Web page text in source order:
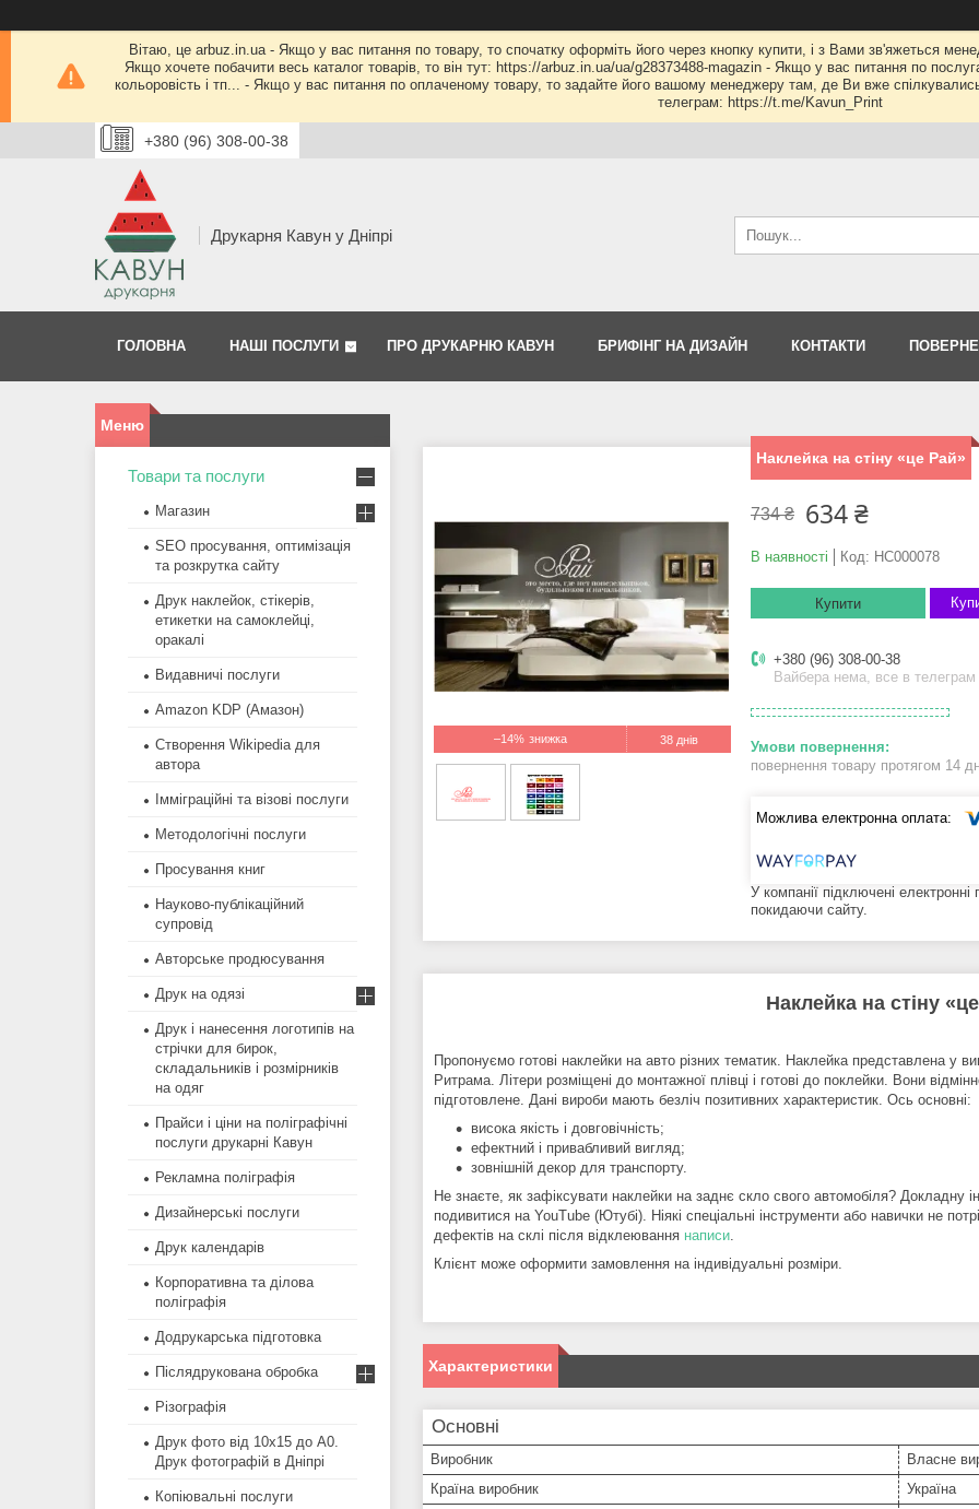
Вітаю, це arbuz.in.ua - Якщо у вас питання по товару, то спочатку оформіть його через кнопку купити, і з Вами зв'яжеться
Якщо хочете побачити весь каталог товарів, то він тут: https://arbuz.in.ua/ua/g28373488-magazin - Якщо у вас питання по
кольоровість і тп... - Якщо у вас питання по оплаченому товару, то задайте його вашому менеджеру там, де Ви вже
телеграм: https://t.me/Kavun_Print
+380 (96) 308-00-38
Друкарня Кавун у Дніпрі
ГОЛОВНА НАШІ ПОСЛУГИ ПРО ДРУКАРНЮ КАВУН БРИФІНГ НА ДИЗАЙН КОНТАКТИ
–14% 38 днів
Наклейка на стіну «це Рай»
734 ₴ 634 ₴
В наявності Код: НС000078
Купити
+380 (96) 308-00-38
Вайбера нема, все в телеграм
повернення товару протягом 14
У компанії підключені
покидаючи сайту.
Наклейка на стіну
Пропонуємо готові наклейки на авто різних тематик. Наклейка представлена у
Ритрама. Літери розміщені до монтажної плівці і готові до поклейки. Вони
підготовлене. Дані вироби мають безліч позитивних характеристик. Ось основні:
висока якість і довговічність;
ефектний і привабливий вигляд;
зовнішній декор для транспорту.
Не знаєте, як зафіксувати наклейки на заднє скло свого автомобіля? Докладну
подивитися на YouTube (Ютубі). Ніякі спеціальні інструменти або навички не
дефектів на склі після відклеювання написи.
Клієнт може оформити замовлення на індивідуальні розміри.
Характеристики
Основні
Виробник
Власне
Країна виробник
Україна
Товари та послуги
Магазин
SEO просування, оптимізація
та розкрутка сайту
Друк наклейок, стікерів,
етикетки на самоклейці,
оракалі
Видавничі послуги
Amazon KDP (Амазон)
Створення Wikipedia для
автора
Імміграційні та візові послуги
Методологічні послуги
Просування книг
Науково-публікаційний
супровід
Авторське продюсування
Друк на одязі
Друк і нанесення логотипів на
стрічки для бирок,
складальників і розмірників
на одяг
Прайси і ціни на поліграфічні
послуги друкарні Кавун
Рекламна поліграфія
Дизайнерські послуги
Друк календарів
Корпоративна та ділова
поліграфія
Додрукарська підготовка
Післядрукована обробка
Різографія
Друк фото від 10х15 до А0.
Друк фотографій в Дніпрі
Копіювальні послуги